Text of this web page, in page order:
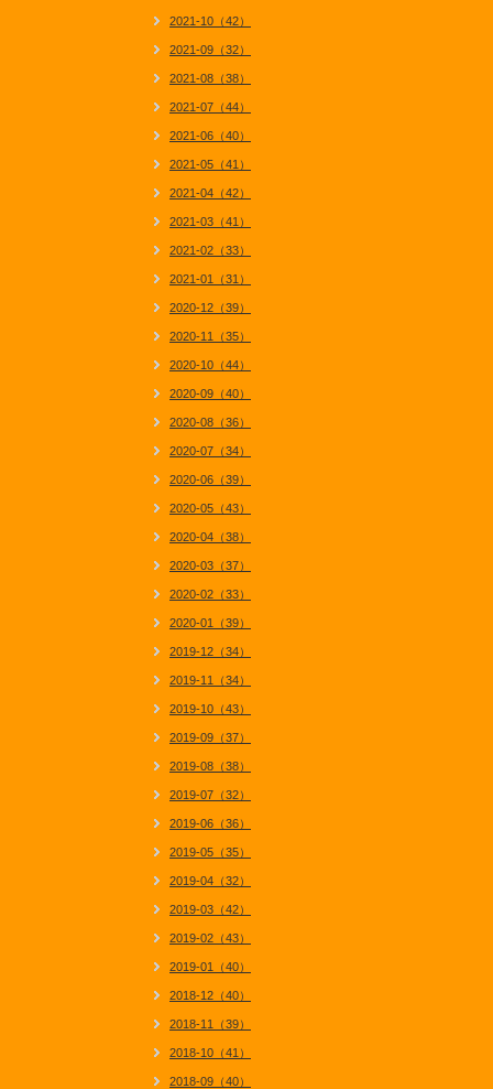
2021-10（42）
2021-09（32）
2021-08（38）
2021-07（44）
2021-06（40）
2021-05（41）
2021-04（42）
2021-03（41）
2021-02（33）
2021-01（31）
2020-12（39）
2020-11（35）
2020-10（44）
2020-09（40）
2020-08（36）
2020-07（34）
2020-06（39）
2020-05（43）
2020-04（38）
2020-03（37）
2020-02（33）
2020-01（39）
2019-12（34）
2019-11（34）
2019-10（43）
2019-09（37）
2019-08（38）
2019-07（32）
2019-06（36）
2019-05（35）
2019-04（32）
2019-03（42）
2019-02（43）
2019-01（40）
2018-12（40）
2018-11（39）
2018-10（41）
2018-09（40）